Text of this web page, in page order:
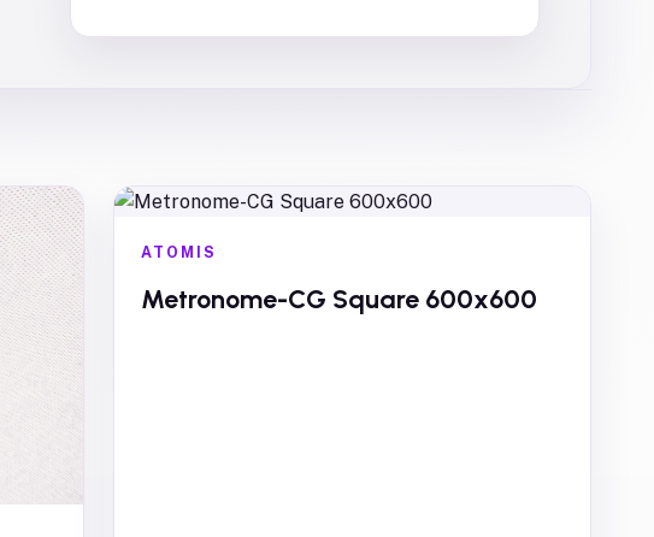
ATOMIS
Metronome-CG Square 600x600